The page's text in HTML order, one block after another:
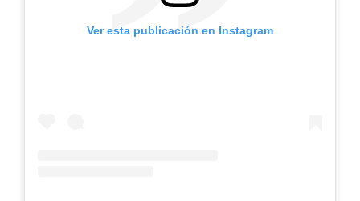
Ver esta publicación en Instagram